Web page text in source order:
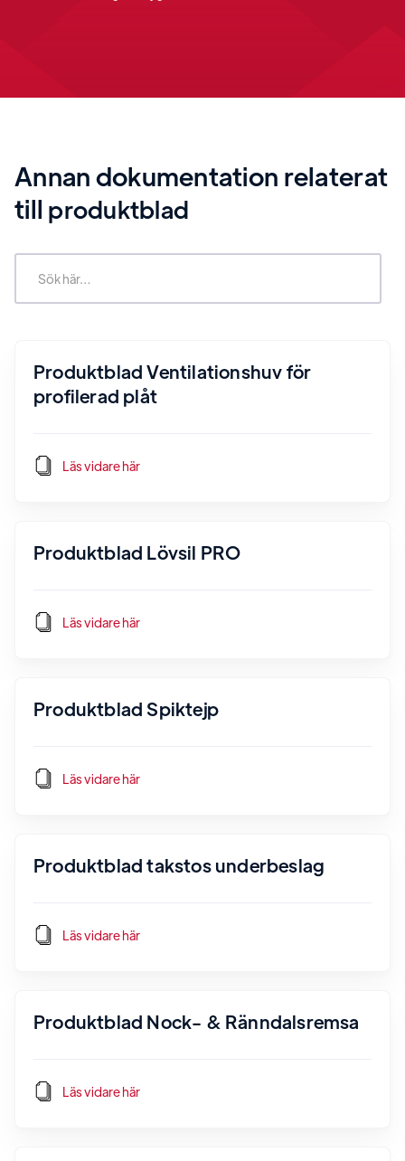
Annan dokumentation relaterat
till produktblad
Produktblad Ventilationshuv för
profilerad plåt
Läs vidare här
Produktblad Lövsil PRO
Läs vidare här
Produktblad Spiktejp
Läs vidare här
Produktblad takstos underbeslag
Läs vidare här
Produktblad Nock- & Ränndalsremsa
Läs vidare här